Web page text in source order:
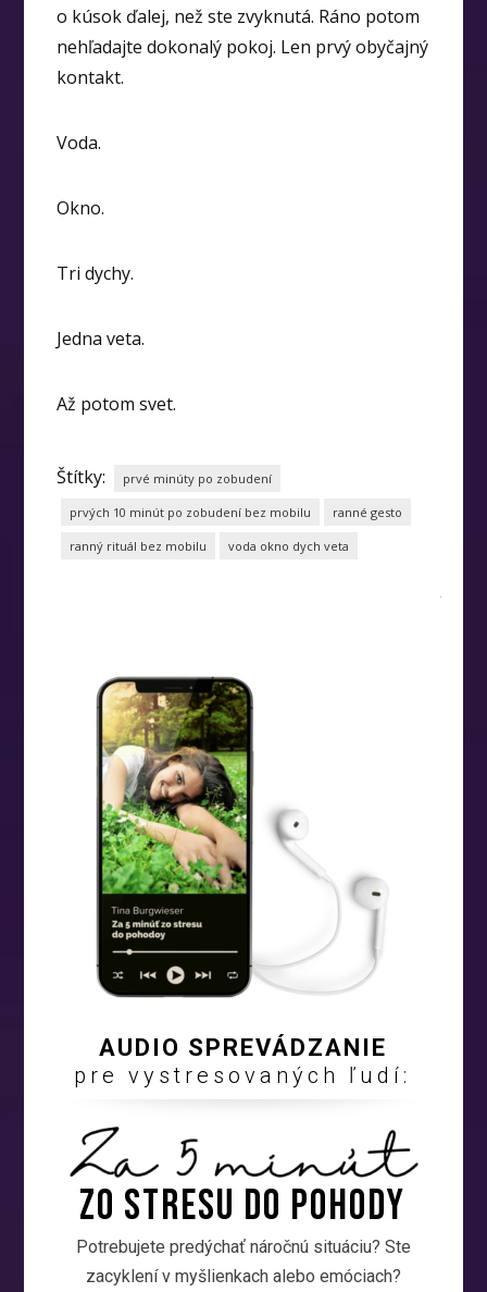
o kúsok ďalej, než ste zvyknutá. Ráno potom
nehľadajte dokonalý pokoj. Len prvý obyčajný
kontakt.
Voda.
Okno.
Tri dychy.
Jedna veta.
Až potom svet.
Štítky: prvé minúty po zobudení
prvých 10 minút po zobudení bez mobilu ranné gesto
ranný rituál bez mobilu voda okno dych veta
AUDIO SPREVÁDZANIE
pre vystresovaných ľudí:
Zo stresu DO POHODY
Potrebujete predýchať náročnú situáciu? Ste
zacyklení v myšlienkach alebo emóciach?